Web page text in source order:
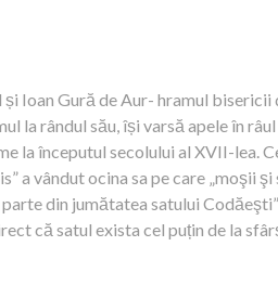
Ioan Gură de Aur- hramul
rândul său, își varsă apele în
la începutul secolului al XVII-lea.
vândut ocina sa pe care „moşii
din jumătatea satului
că satul exista cel puțin de la